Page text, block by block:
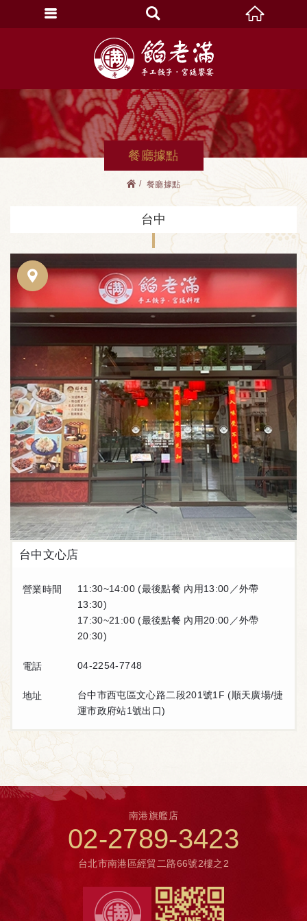
餐廳據點
餐廳據點
台中
台中文心店
營業時間
11:30~14:00 (最後點餐 內用13:00／外帶
13:30)
17:30~21:00 (最後點餐 內用20:00／外帶
20:30)
電話 04-2254-7748
地址
台中市西屯區文心路二段201號1F (順天廣場/捷
運市政府站1號出口)
南港旗艦店
02-2789-3423
台北市南港區經貿二路66號2樓之2